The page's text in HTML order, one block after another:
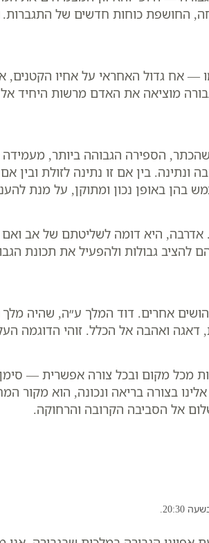
החושפת כוחות חדשים של התגברות.
— אח גדול האחראי על אחיו
מוציאה את האדם מרשות היחיד
הספירה הגבוהה ביותר,
בין אם זו נתינה לזולת ובין
בהן באופן נכון ומתוקן, על מנת
אדרבה, היא דומה לשליטתם של אב
להציב גבולות ולהפעיל את תכונת
אחרים. דוד המלך ע״ה, שהיה
ואהבה אל הכלל. זוהי הדוגמה
מכל מקום ובכל צורה אפשרית —
בצורה בריאה ונכונה, הוא
אל הסביבה הקרובה והרחוקה.